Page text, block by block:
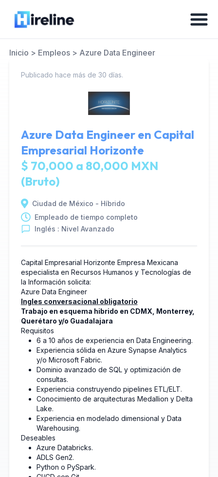
Inicio > Empleos> Azure Data Engineer
Publicado hace más de 30 días.
Azure Data Engineer en Capital
Empresarial Horizonte
$ 70,000 a 80,000 MXN
(Bruto)
Ciudad de México - Híbrido
Empleado de tiempo completo
Inglés : Nivel Avanzado
Capital Empresarial Horizonte Empresa Mexicana
especialista en Recursos Humanos y Tecnologías de
la Información solicita:
Azure Data Engineer
Ingles conversacional obligatorio
Trabajo en esquema hibrido en CDMX, Monterrey,
Querétaro y/o Guadalajara
Requisitos
6 a 10 años de experiencia en Data Engineering.
Experiencia sólida en Azure Synapse Analytics
y/o Microsoft Fabric.
Dominio avanzado de SQL y optimización de
consultas.
Experiencia construyendo pipelines ETL/ELT.
Conocimiento de arquitecturas Medallion y Delta
Lake.
Experiencia en modelado dimensional y Data
Warehousing.
Deseables
Azure Databricks.
ADLS Gen2.
Python o PySpark.